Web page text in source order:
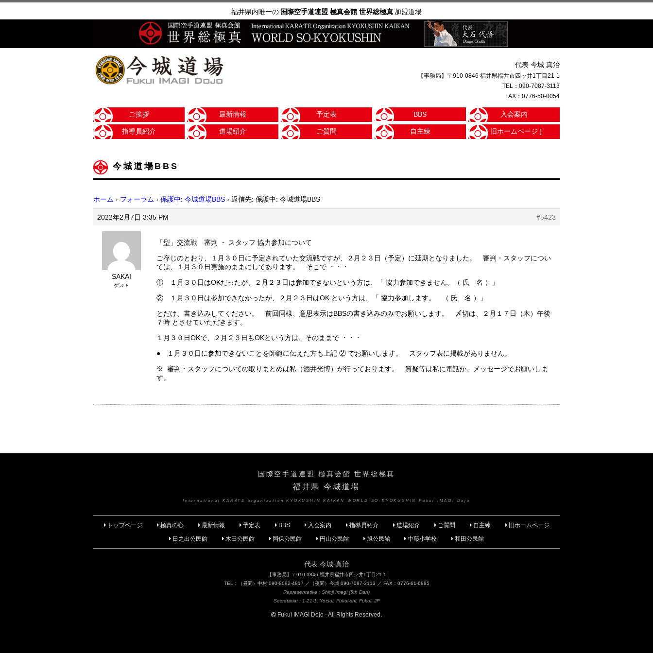
福井県内唯一の 国際空手道連盟 極真会館 世界総極真 加盟道場
代表 今城 真治
【事務局】〒910-0846 福井県福井市四ッ井1丁目21-1
TEL： 090-7087-3113
FAX：0776-50-0054
ご挨拶 最新情報 予定表 BBS 入会案内
指導員紹介 道場紹介 ご質問 自主練 [ 旧ホームページ ]
今城道場BBS
ホーム › フォーラム › 保護中: 今城道場BBS › 返信先: 保護中: 今城道場BBS
2022年2月7日 3:35 PM #5423
SAKAI
ゲスト
「型」交流戦 審判 ・ スタッフ 協力参加について
ご存じのとおり、１月３０日に予定されていた交流戦ですが、２月２３日（予定）に延期となりました。 審判・スタッフについ
ては、１月３０日実施のままにしてあります。 そこで ・・・
① １月３０日はOKだったが、２月２３日は参加できないという方は、「 協力参加できません。（ 氏 名 ）」
② １月３０日は参加できなかったが、２月２３日はOK という方は、「 協力参加します。 （ 氏 名 ）」
とだけ、書き込みしてください。 前回同様、意思表示はBBSの書き込みのみでお願いします。 〆切は、２月１７日（木）午後
７時 とさせていただきます。
１月３０日OKで、２月２３日もOKという方は、そのままで ・・・
● １月３０日に参加できないことを師範に伝えた方も上記 ② でお願いします。 スタッフ表に掲載がありません。
※ 審判・スタッフについての取りまとめは私（酒井光博）が行っております。 質疑等は私に電話か、メッセージでお願いしま
す。
国際空手道連盟 極真会館 世界総極真
福井県 今城道場
International KARATE organization KYOKUSHIN KAIKAN WORLD SO-KYOKUSHIN Fukui IMAGI Dojo
トップページ 極真の心 最新情報 予定表 BBS 入会案内 指導員紹介 道場紹介 ご質問 自主練
旧ホームページ
日之出公民館
木田公民館 岡保公民館 円山公民館 旭公民館 中藤小学校 和田公民館
代表 今城 真治
【事務局】〒910-0846 福井県福井市四ッ井1丁目21-1
TEL：（昼間）中村 090-8092-4817 ／（夜間）今城 090-7087-3113 ／ FAX：0776-61-6885
Representative : Shinji Imagi (5th Dan)
Secretariat : 1-21-1, Yotsui, Fukui-shi, Fukui, JP
Fukui IMAGI Dojo - All Rights Reserved.